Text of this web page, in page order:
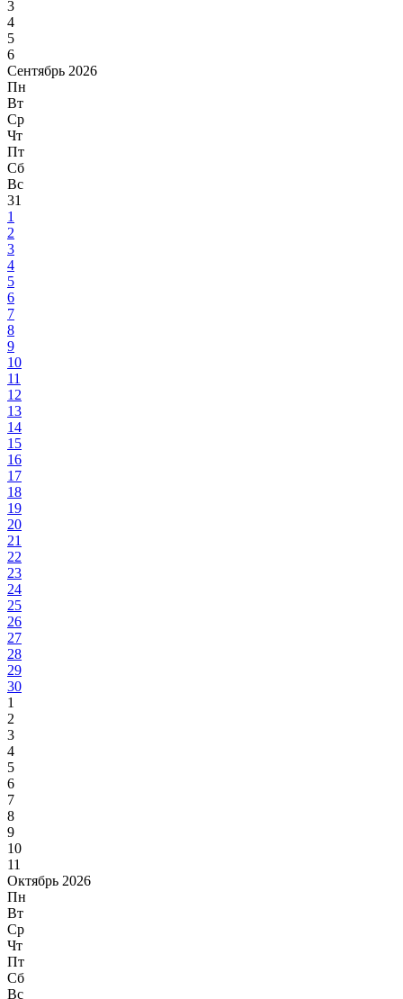
3
4
5
6
Сентябрь 2026
Пн
Вт
Ср
Чт
Пт
Сб
Вс
31
1
2
3
4
5
6
7
8
9
10
11
12
13
14
15
16
17
18
19
20
21
22
23
24
25
26
27
28
29
30
1
2
3
4
5
6
7
8
9
10
11
Октябрь 2026
Пн
Вт
Ср
Чт
Пт
Сб
Вс